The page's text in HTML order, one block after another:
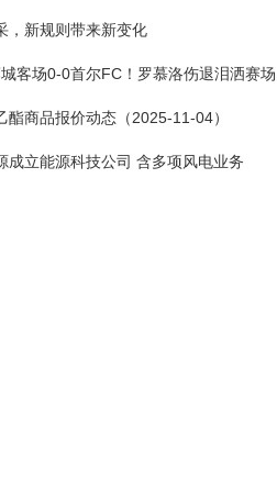
，新规则带来新变化
酯商品报价动态（2025-11-04）
成立能源科技公司 含多项风电业务